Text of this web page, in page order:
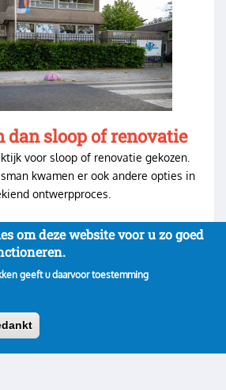
dan sloop of renovatie
voor sloop of renovatie gekozen.
kwamen er ook andere opties in
ontwerpproces.
om deze website voor u zo goed
geeft u daarvoor toestemming